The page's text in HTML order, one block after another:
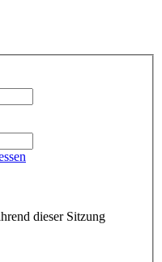
dieser Sitzung